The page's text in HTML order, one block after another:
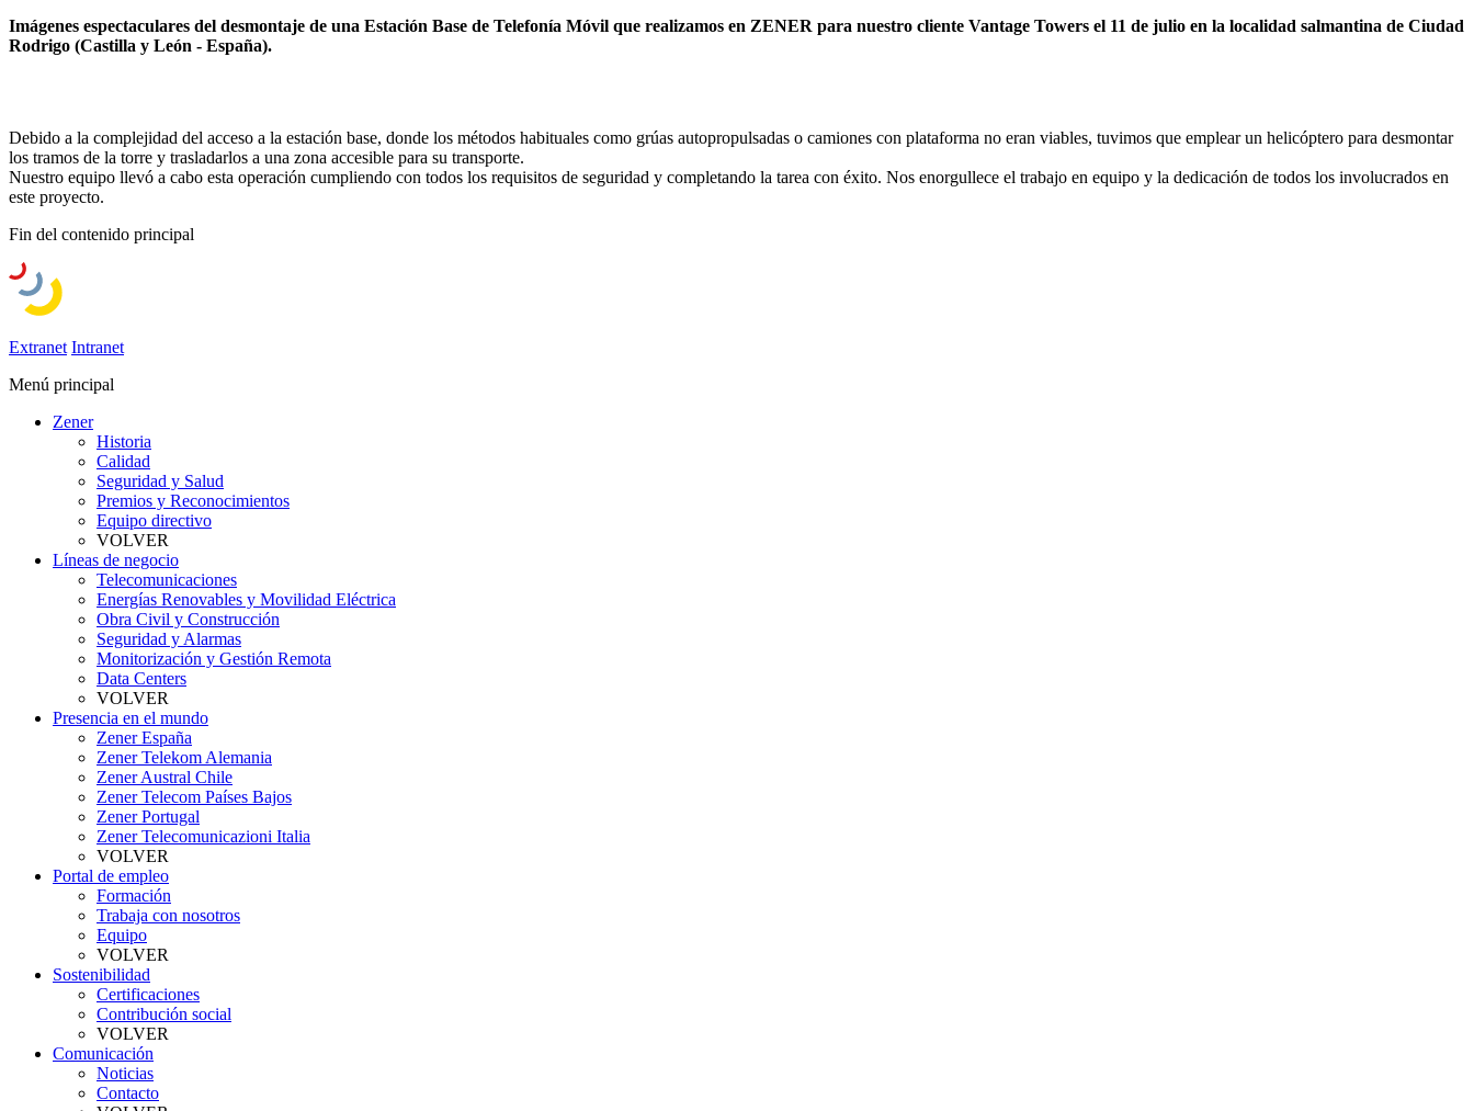
Imágenes espectaculares del desmontaje de una Estación Base de Telefonía Móvil que realizamos en ZENER para nuestro cliente Vantage Towers el 11 de julio en la localidad salmantina de Ciudad
Rodrigo (Castilla y León - España).
Debido a la complejidad del acceso a la estación base, donde los métodos habituales como grúas autopropulsadas o camiones con plataforma no eran viables, tuvimos que emplear un helicóptero para desmontar
los tramos de la torre y trasladarlos a una zona accesible para su transporte.
Nuestro equipo llevó a cabo esta operación cumpliendo con todos los requisitos de seguridad y completando la tarea con éxito. Nos enorgullece el trabajo en equipo y la dedicación de todos los involucrados en
este proyecto.
Fin del contenido principal
Extranet Intranet
Menú principal
Zener
Historia
Calidad
Seguridad y Salud
Premios y Reconocimientos
Equipo directivo
VOLVER
Líneas de negocio
Telecomunicaciones
Energías Renovables y Movilidad Eléctrica
Obra Civil y Construcción
Seguridad y Alarmas
Monitorización y Gestión Remota
Data Centers
VOLVER
Presencia en el mundo
Zener España
Zener Telekom Alemania
Zener Austral Chile
Zener Telecom Países Bajos
Zener Portugal
Zener Telecomunicazioni Italia
VOLVER
Portal de empleo
Formación
Trabaja con nosotros
Equipo
VOLVER
Sostenibilidad
Certificaciones
Contribución social
VOLVER
Comunicación
Noticias
Contacto